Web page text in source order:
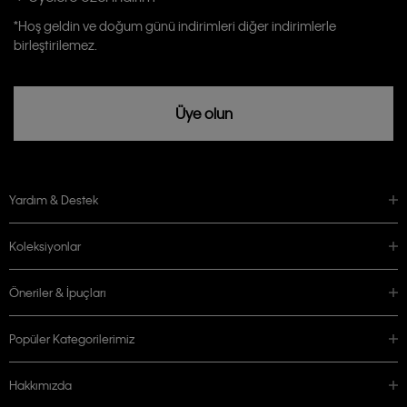
Calvin Klein tarafından kişisel verilerimin yurtdışına aktarılmasına açık
rızam vardır
*Hoş geldin ve doğum günü indirimleri diğer indirimlerle
birleştirilemez.
Üye olun
Yardım & Destek
Koleksiyonlar
Öneriler & İpuçları
Popüler Kategorilerimiz
Hakkımızda